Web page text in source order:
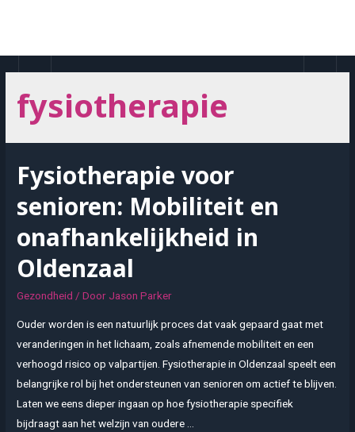
fysiotherapie
Fysiotherapie voor
senioren: Mobiliteit en
onafhankelijkheid in
Oldenzaal
Gezondheid / Door Jason Parker
Ouder worden is een natuurlijk proces dat vaak gepaard gaat met
veranderingen in het lichaam, zoals afnemende mobiliteit en een
verhoogd risico op valpartijen. Fysiotherapie in Oldenzaal speelt een
belangrijke rol bij het ondersteunen van senioren om actief te blijven.
Laten we eens dieper ingaan op hoe fysiotherapie specifiek
bijdraagt aan het welzijn van oudere …